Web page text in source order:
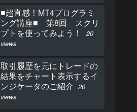
■超直感！MT4プログラミ
ング講座■ 第8回 スクリ
プトを使ってみよう！
20
views
取引履歴を元にトレードの
結果をチャート表示するイ
ンジケータのご紹介 20
views